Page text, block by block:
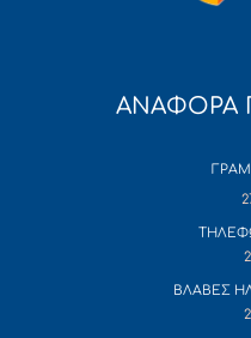
ΑΝΑΦΟΡΑ
ΒΛΑΒΕΣ